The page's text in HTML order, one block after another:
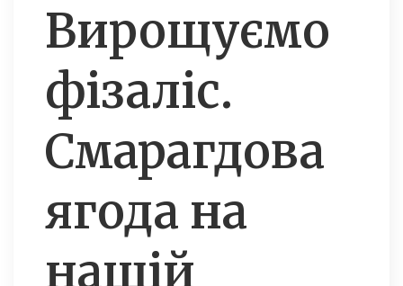
Вирощуємо
фізаліс.
Смарагдова
ягода на
нашій